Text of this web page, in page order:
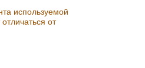
используемой
от